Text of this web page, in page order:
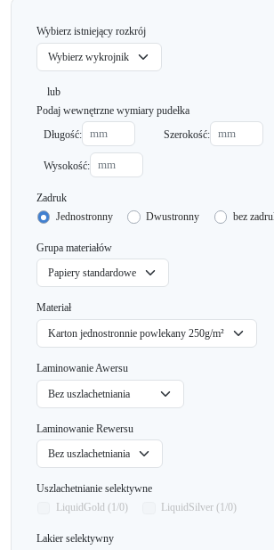
Wybierz istniejący rozkrój
lub
Podaj wewnętrzne wymiary pudełka
Długość:
Szerokość:
Wysokość:
Zadruk
Jednostronny
Dwustronny bez
Grupa materiałów
Materiał
Laminowanie Awersu
Laminowanie Rewersu
Uszlachetnianie selektywne
LiquidGold (1/0)
LiquidSilver (1/0)
Lakier selektywny